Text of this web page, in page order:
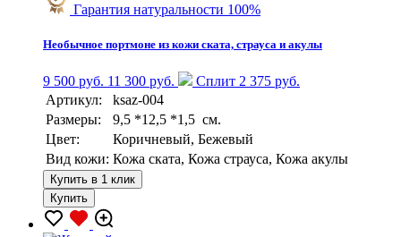
Гарантия натуральности 100%
Необычное портмоне из кожи ската, страуса и акулы
9 500 руб. 11 300 руб.
Сплит 2 375 руб.
Артикул:
ksaz-004
Размеры:
9,5 *12,5 *1,5 см.
Цвет:
Коричневый, Бежевый
Вид кожи: Кожа ската, Кожа страуса, Кожа акулы
Купить в 1 клик
Купить